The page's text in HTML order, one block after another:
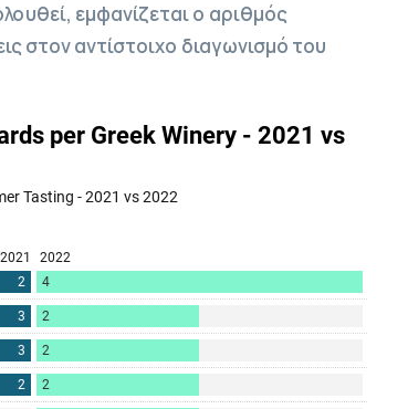
εμφανίζεται ο αριθμός
στον αντίστοιχο διαγωνισμό του